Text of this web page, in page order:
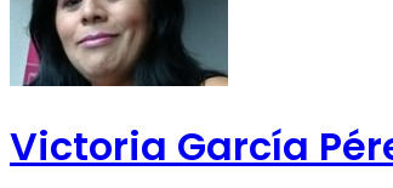
Victoria García